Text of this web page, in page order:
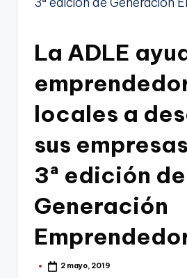
Cartagena,
Cartagena,
La ADLE
locales a
sus
3ª edición de
Generación
Publicado2 mayo, 2019